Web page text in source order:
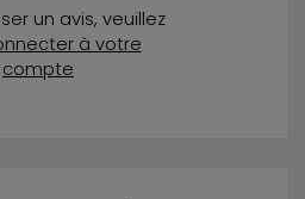
un avis, veuillez
à votre
compte